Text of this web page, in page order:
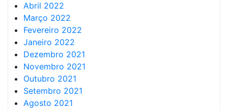
Abril 2022
Março 2022
Fevereiro 2022
Janeiro 2022
Dezembro 2021
Novembro 2021
Outubro 2021
Setembro 2021
Agosto 2021